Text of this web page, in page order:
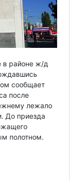
в районе ж/д
сообщает
после
лежало
До приезда
полотном.